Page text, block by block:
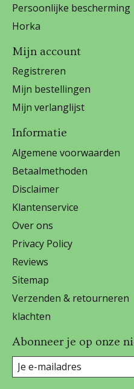
Persoonlijke bescherming
Horka
Mijn account
Registreren
Mijn bestellingen
Mijn verlanglijst
Informatie
Algemene voorwaarden
Betaalmethoden
Disclaimer
Klantenservice
Over ons
Privacy Policy
Reviews
Sitemap
Verzenden & retourneren
klachten
Abonneer je op onze